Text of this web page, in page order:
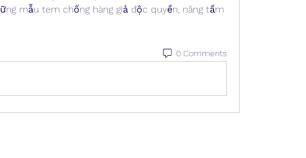
mẫu tem chống hàng giả độc quyền, nâng tầm
0 Comments